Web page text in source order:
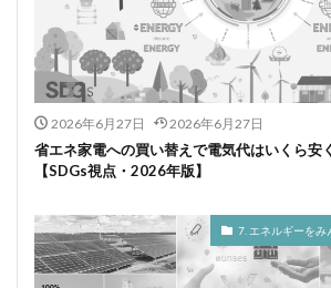
2026年6月27日 2026年6月27日
省エネ家電への買い替えで電気代はいくら安
【SDGs視点・2026年版】
7. エネルギーをみ